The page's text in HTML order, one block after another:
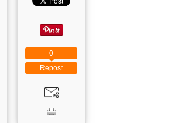
Repost
0